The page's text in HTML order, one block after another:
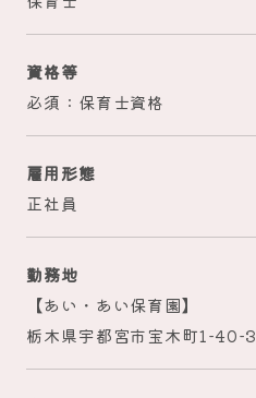
資格等
必須：保育士資格
雇用形態
正社員
勤務地
【あい・あい保育園】
栃木県宇都宮市宝木町1-40-3